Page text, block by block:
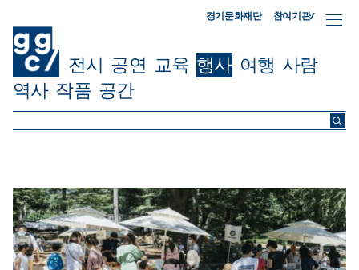
경기문화재단 참여기관/
전시 공연 교육 행사 여행 사람
역사 작품 공간
ggc/